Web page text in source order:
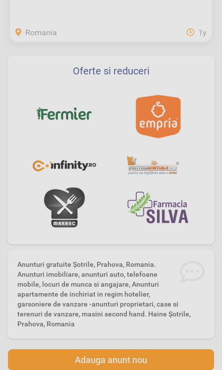
Romania 1y
Oferte si reduceri
Anunturi gratuite Şotrile, Prahova, Romania.
Anunturi imobiliare, anunturi auto, telefoane
mobile, locuri de munca si angajare, Anunturi
apartamente de inchiriat in regim hotelier,
garsoniere de vanzare -anunturi proprietari, case si
terenuri de vanzare, masini second hand. Haine Şotrile,
Prahova, Romania
Adauga anunt nou